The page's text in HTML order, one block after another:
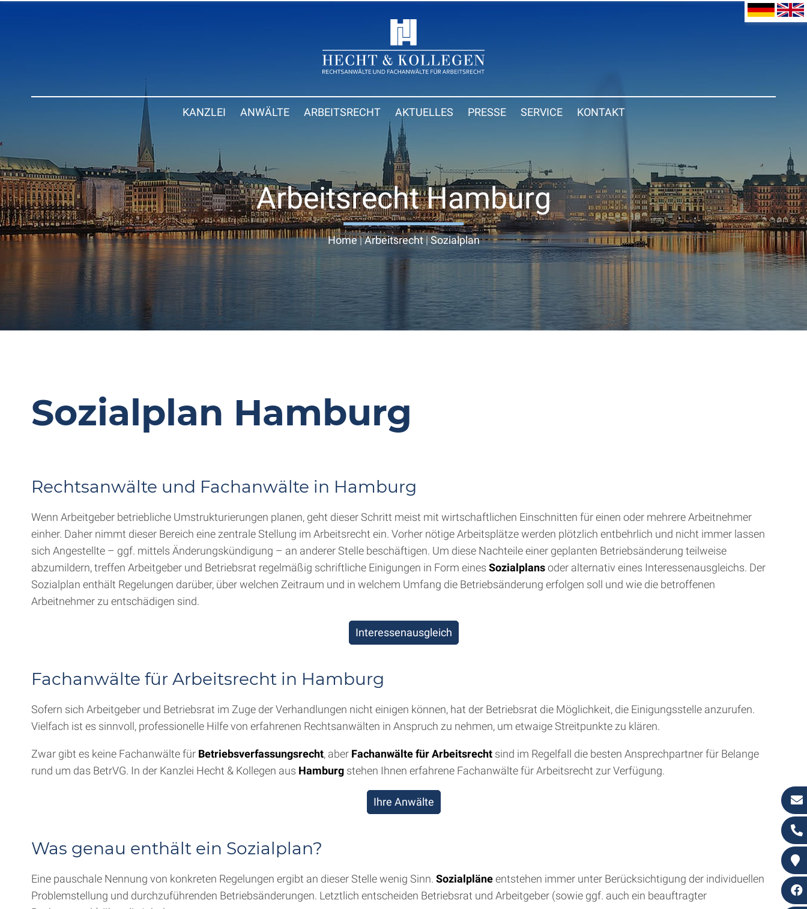
KANZLEI ANWÄLTE ARBEITSRECHT AKTUELLES PRESSE SERVICE KONTAKT
Arbeitsrecht Hamburg
Home|Arbeitsrecht|Sozialplan
Sozialplan Hamburg
Rechtsanwälte und Fachanwälte in Hamburg
Wenn Arbeitgeber betriebliche Umstrukturierungen planen, geht dieser Schritt meist mit wirtschaftlichen Einschnitten für einen oder mehrere Arbeitnehmer
einher. Daher nimmt dieser Bereich eine zentrale Stellung im Arbeitsrecht ein. Vorher nötige Arbeitsplätze werden plötzlich entbehrlich und nicht immer lassen
sich Angestellte – ggf. mittels Änderungskündigung – an anderer Stelle beschäftigen. Um diese Nachteile einer geplanten Betriebsänderung teilweise
abzumildern, treffen Arbeitgeber und Betriebsrat regelmäßig schriftliche Einigungen in Form eines Sozialplansoder alternativ eines Interessenausgleichs. Der
Sozialplan enthält Regelungen darüber, über welchen Zeitraum und in welchem Umfang die Betriebsänderung erfolgen soll und wie die betroffenen
Arbeitnehmer zu entschädigen sind.
Interessenausgleich
Fachanwälte für Arbeitsrecht in Hamburg
Sofern sich Arbeitgeber und Betriebsrat im Zuge der Verhandlungen nicht einigen können, hat der Betriebsrat die Möglichkeit, die Einigungsstelle anzurufen.
Vielfach ist es sinnvoll, professionelle Hilfe von erfahrenen Rechtsanwälten in Anspruch zu nehmen, um etwaige Streitpunkte zu klären.
Zwar gibt es keine Fachanwälte für Betriebsverfassungsrecht, aber Fachanwälte für Arbeitsrecht sind im Regelfall die besten Ansprechpartner für Belange
rund um das BetrVG. In der Kanzlei Hecht & Kollegen aus Hamburg stehen Ihnen erfahrene Fachanwälte für Arbeitsrecht zur Verfügung.
Ihre Anwälte
Was genau enthält ein Sozialplan?
Eine pauschale Nennung von konkreten Regelungen ergibt an dieser Stelle wenig Sinn. Sozialpläneentstehen immer unter Berücksichtigung der individuellen
Problemstellung und durchzuführenden Betriebsänderungen. Letztlich entscheiden Betriebsrat und Arbeitgeber (sowie ggf. auch ein beauftragter